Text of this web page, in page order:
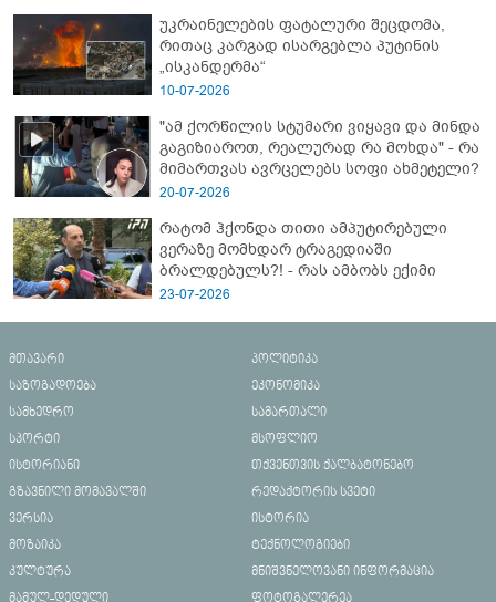
უკრაინელების ფატალური შეცდომა,
რითაც კარგად ისარგებლა პუტინის
„ისკანდერმა“
10-07-2026
"ამ ქორწილის სტუმარი ვიყავი და მინდა
გაგიზიაროთ, რეალურად რა მოხდა" - რა
მიმართვას ავრცელებს სოფი ახმეტელი?
20-07-2026
რატომ ჰქონდა თითი ამპუტირებული
ვერაზე მომხდარ ტრაგედიაში
ბრალდებულს?! - რას ამბობს ექიმი
23-07-2026
მთავარი
პოლიტიკა
საზოგადოება
ეკონომიკა
სამხედრო
სამართალი
სპორტი
მსოფლიო
ისტორიანი
თქვენთვის ქალბატონებო
გზავნილი მომავალში
რედაქტორის სვეტი
ვერსია
ისტორია
მოზაიკა
ტექნოლოგიები
კულტურა
მნიშვნელოვანი ინფორმაცია
მამულ-დედული
ფოტოგალერეა